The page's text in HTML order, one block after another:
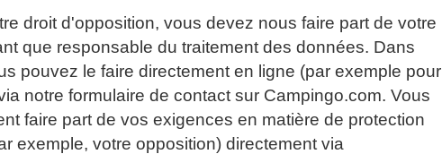
droit d'opposition, vous devez nous faire part de votre
que responsable du traitement des données. Dans
pouvez le faire directement en ligne (par exemple pour
notre formulaire de contact sur Campingo.com. Vous
faire part de vos exigences en matière de protection
exemple, votre opposition) directement via